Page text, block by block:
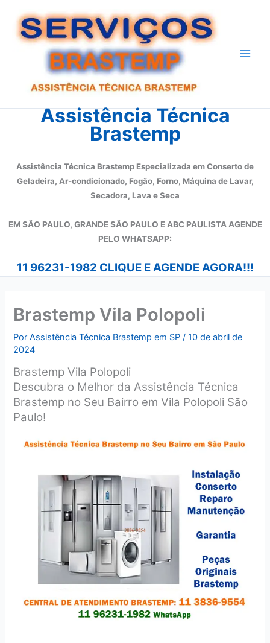
para
Assistência Técnica
Brastemp
Assistência Técnica Brastemp Especializada em Conserto de
Geladeira, Ar-condicionado, Fogão, Forno, Máquina de Lavar,
Secadora, Lava e Seca
EM SÃO PAULO, GRANDE SÃO PAULO E ABC PAULISTA AGENDE
PELO WHATSAPP:
11 96231-1982 CLIQUE E AGENDE AGORA!!!
Brastemp Vila Polopoli
PorAssistência Técnica Brastemp em SP /10 de abril de
2024
Brastemp Vila Polopoli
Descubra o Melhor da Assistência Técnica
Brastemp no Seu Bairro em Vila Polopoli São
Paulo!